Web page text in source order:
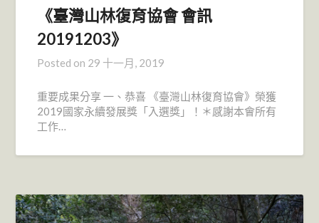
《臺灣山林復育協會 會訊
20191203》
Posted on 29 十一月, 2019
重要成果分享 一、恭喜 《臺灣山林復育協會》榮獲
2019國家永續發展獎「入選獎」！＊感謝本會所有
工作…